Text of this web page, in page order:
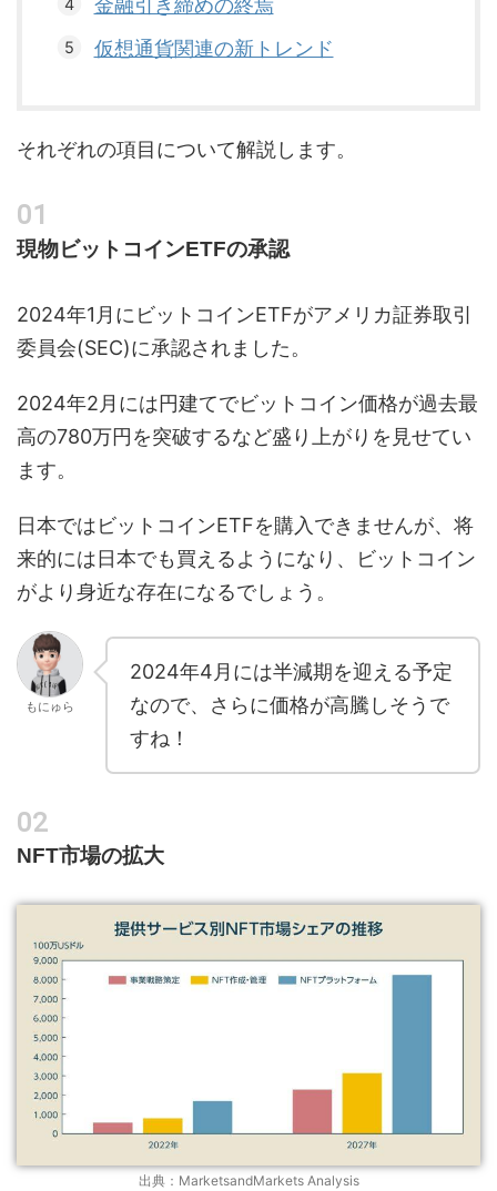
金融引き締めの終焉
仮想通貨関連の新トレンド
それぞれの項目について解説します。
現物ビットコインETFの承認
2024年1月にビットコインETFがアメリカ証券取引
委員会(SEC)に承認されました。
2024年2月には円建てでビットコイン価格が過去最
高の780万円を突破するなど盛り上がりを見せてい
ます。
日本ではビットコインETFを購入できませんが、将
来的には日本でも買えるようになり、ビットコイン
がより身近な存在になるでしょう。
もにゅら
2024年4月には半減期を迎える予定
なので、さらに価格が高騰しそうで
すね！
NFT市場の拡大
出典：MarketsandMarkets Analysis